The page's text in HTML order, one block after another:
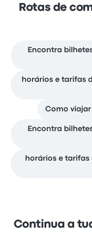
Rotas de
Encontra
horários e tarifas
Como viajar
Encontra
horários e tarifas
Continua a